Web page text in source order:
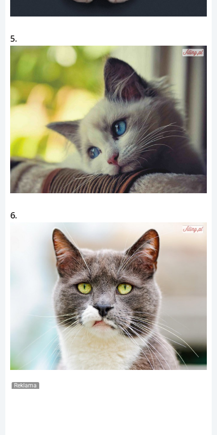
5.
6.
Reklama